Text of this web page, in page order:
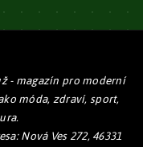
- magazín pro moderní
móda, zdraví, sport,
Nová Ves 272, 46331